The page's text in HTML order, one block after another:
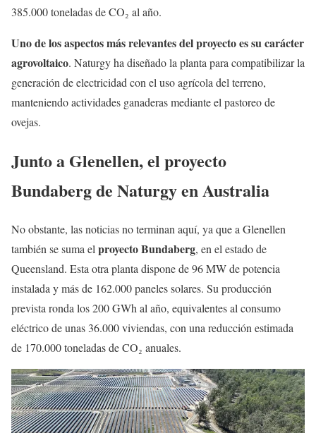
385.000 toneladas de CO₂ al año.
Uno de los aspectos más relevantes del proyecto es su carácter
agrovoltaico. Naturgy ha diseñado la planta para compatibilizar la
generación de electricidad con el uso agrícola del terreno,
manteniendo actividades ganaderas mediante el pastoreo de
ovejas.
Junto a Glenellen, el proyecto
Bundaberg de Naturgy en Australia
No obstante, las noticias no terminan aquí, ya que a Glenellen
también se suma el proyecto Bundaberg, en el estado de
Queensland. Esta otra planta dispone de 96 MW de potencia
instalada y más de 162.000 paneles solares. Su producción
prevista ronda los 200 GWh al año, equivalentes al consumo
eléctrico de unas 36.000 viviendas, con una reducción estimada
de 170.000 toneladas de CO₂ anuales.